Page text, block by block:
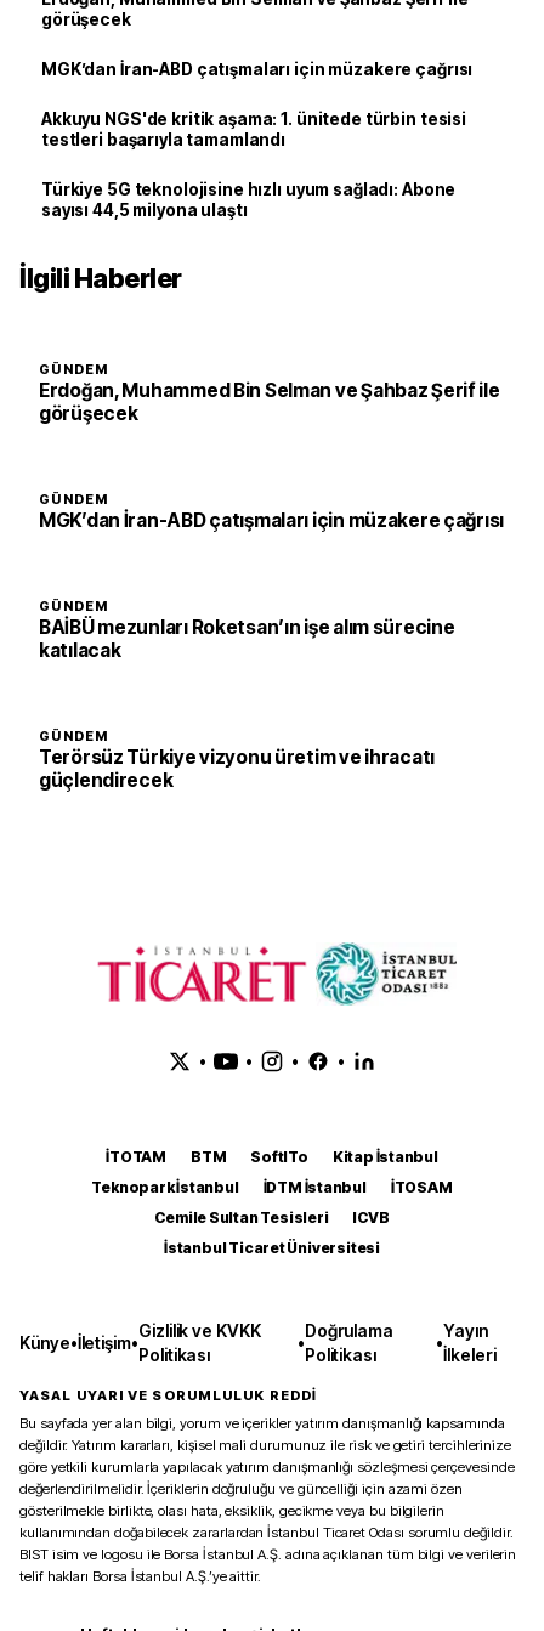
görüşecek
MGK’dan İran-ABD çatışmaları için müzakere çağrısı
Akkuyu NGS'de kritik aşama: 1. ünitede türbin tesisi
testleri başarıyla tamamlandı
Türkiye 5G teknolojisine hızlı uyum sağladı: Abone
sayısı 44,5 milyona ulaştı
İlgili Haberler
GÜNDEM
Erdoğan, Muhammed Bin Selman ve Şahbaz Şerif ile
görüşecek
GÜNDEM
MGK’dan İran-ABD çatışmaları için müzakere çağrısı
GÜNDEM
BAİBÜ mezunları Roketsan’ın işe alım sürecine
katılacak
GÜNDEM
Terörsüz Türkiye vizyonu üretim ve ihracatı
güçlendirecek
• • • •
İTOTAM BTM SoftITo
Kitap İstanbul
Teknopark İstanbul
İDTM İstanbul
İTOSAM
Cemile Sultan Tesisleri
ICVB
İstanbul Ticaret Üniversitesi
Künye•İletişim•
Gizlilik ve KVKK
Politikası
•
Doğrulama
Politikası
•
Yayın
İlkeleri
YASAL UYARI VE SORUMLULUK REDDİ
Bu sayfada yer alan bilgi, yorum ve içerikler yatırım danışmanlığı kapsamında
değildir. Yatırım kararları, kişisel mali durumunuz ile risk ve getiri tercihlerinize
göre yetkili kurumlarla yapılacak yatırım danışmanlığı sözleşmesi çerçevesinde
değerlendirilmelidir. İçeriklerin doğruluğu ve güncelliği için azami özen
gösterilmekle birlikte, olası hata, eksiklik, gecikme veya bu bilgilerin
kullanımından doğabilecek zararlardan İstanbul Ticaret Odası sorumlu değildir.
BIST isim ve logosu ile Borsa İstanbul A.Ş. adına açıklanan tüm bilgi ve verilerin
telif hakları Borsa İstanbul A.Ş.’ye aittir.